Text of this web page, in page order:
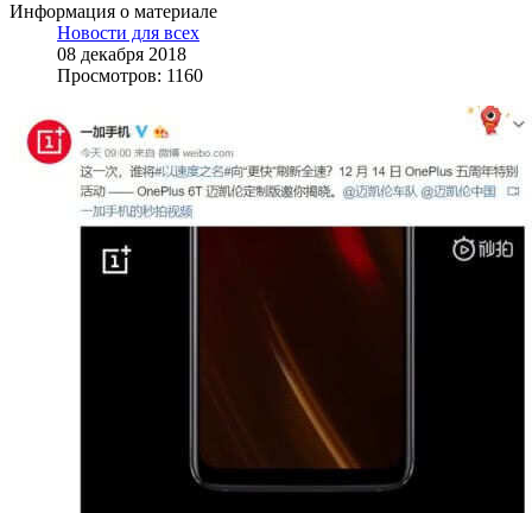
Информация о материале
Новости для всех
08 декабря 2018
Просмотров: 1160